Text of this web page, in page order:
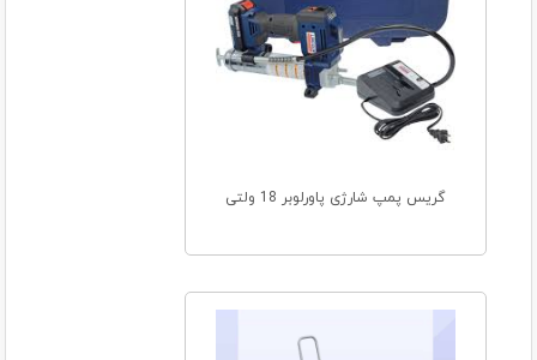
گریس پمپ شارژی پاورلوبر 18 ولتی